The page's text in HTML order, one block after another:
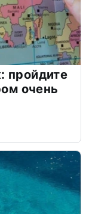
пройдите
очень